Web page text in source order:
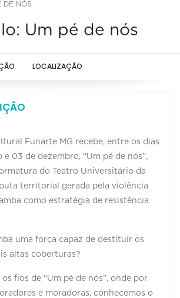
DE NÓS
Um pé de nós
LOCALIZAÇÃO
Funarte MG recebe, entre os dias
e 03 de dezembro, “Um pé de nós”,
do Teatro Universitário da
territorial gerada pela violência
como estratégia de resistência
uma força capaz de destituir os
altas coberturas?
fios de “Um pé de nós”, onde por
e moradoras, conhecemos o